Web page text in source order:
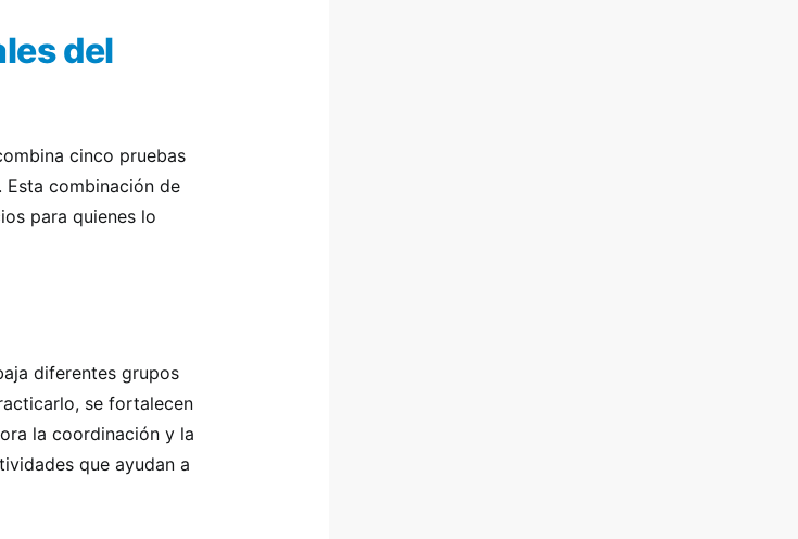
del
cinco pruebas
combinación de
para quienes lo
diferentes grupos
se fortalecen
la coordinación y la
que ayudan a